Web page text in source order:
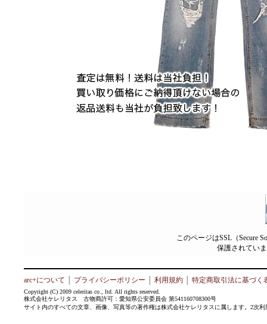
このページはSSL（Secure
保護されてい
arc+について プライバシーポリシー 利用規約 特定商取引法に基づく
Copyright (C) 2009 celeritas co., ltd. All rights reserved.
株式会社ケレリタス 古物商許可：愛知県公安委員会 第541160708300号
サイト内のすべての文章、画像、写真等の著作権は株式会社ケレリタスに属します。2次